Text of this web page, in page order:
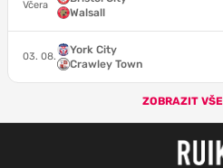
Včera
Walsall
03. 08.
York City
Crawley Town
ZOBRAZIT